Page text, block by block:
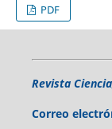
PDF
Revista
Correo